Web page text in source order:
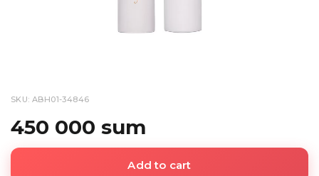
SKU: ABH01-34846
450 000 sum
Add to cart